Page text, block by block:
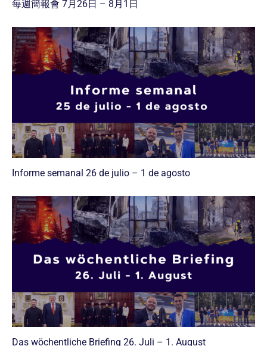
每週簡報會 7月26日 – 8月1日
Informe semanal 26 de julio – 1 de agosto
Das wöchentliche Briefing 26. Juli – 1. August